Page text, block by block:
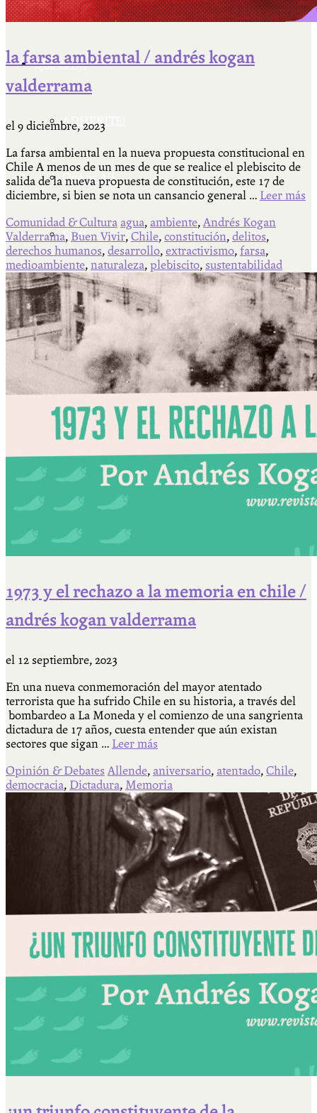
Ají Ediciones
Qué es Ají
ADHERITE!
Qué es Ají
Staff
la farsa ambiental / andrés kogan
valderrama
el 9 diciembre, 2023
La farsa ambiental en la nueva propuesta constitucional en
Chile A menos de un mes de que se realice el plebiscito de
salida de la nueva propuesta de constitución, este 17 de
diciembre, si bien se nota un cansancio general … Leer más
Comunidad & Cultura agua, ambiente, Andrés Kogan
Valderrama, Buen Vivir, Chile, constitución, delitos,
derechos humanos, desarrollo, extractivismo, farsa,
medioambiente, naturaleza, plebiscito, sustentabilidad
1973 y el rechazo a la memoria en chile /
andrés kogan valderrama
el 12 septiembre, 2023
En una nueva conmemoración del mayor atentado
terrorista que ha sufrido Chile en su historia, a través del
bombardeo a La Moneda y el comienzo de una sangrienta
dictadura de 17 años, cuesta entender que aún existan
sectores que sigan … Leer más
Opinión & Debates Allende, aniversario, atentado, Chile,
democracia, Dictadura, Memoria